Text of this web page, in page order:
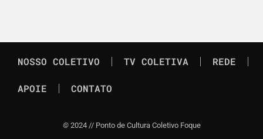
NOSSO COLETIVO TV COLETIVA REDE
APOIE CONTATO
© 2024 // Ponto de Cultura Coletivo Foque